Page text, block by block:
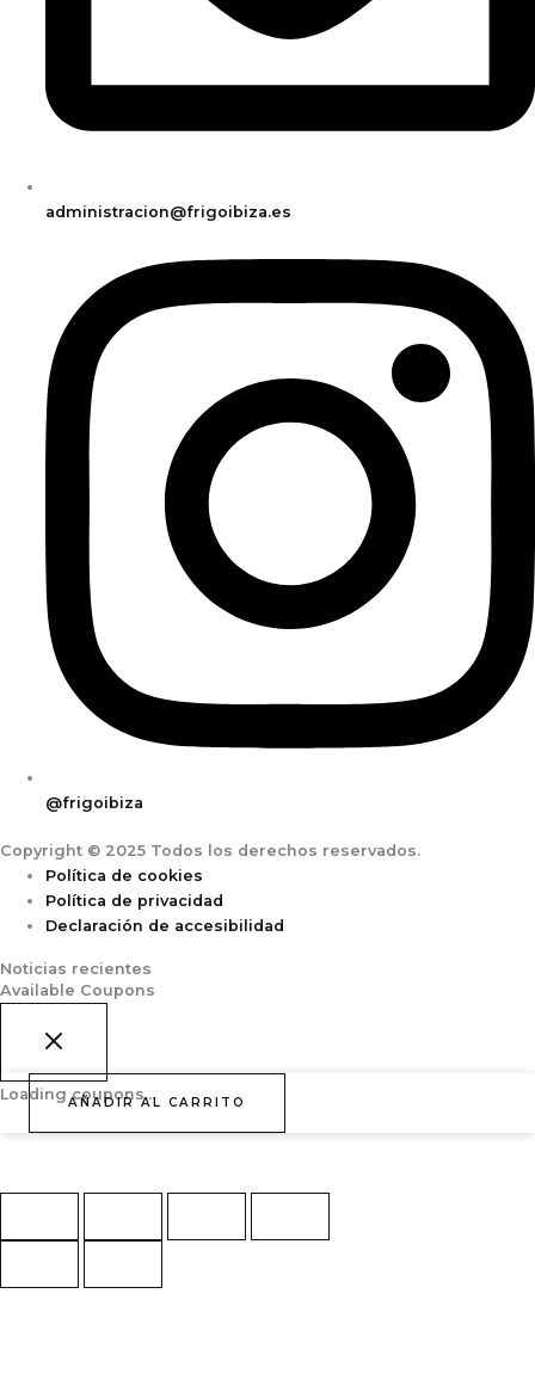
administracion@frigoibiza.es
@frigoibiza
Copyright © 2025 Todos los derechos reservados.
Política de cookies
Política de privacidad
Declaración de accesibilidad
Noticias recientes
Available Coupons
Loading coupons...
PIZZA
CARBONARA
28CM*6U
AÑADIR AL CARRITO